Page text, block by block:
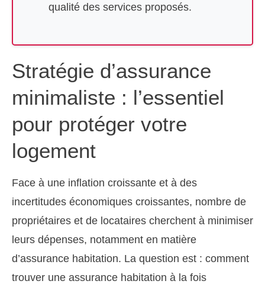
qualité des services proposés.
Stratégie d’assurance
minimaliste : l’essentiel
pour protéger votre
logement
Face à une inflation croissante et à des
incertitudes économiques croissantes, nombre de
propriétaires et de locataires cherchent à minimiser
leurs dépenses, notamment en matière
d’assurance habitation. La question est : comment
trouver une assurance habitation à la fois